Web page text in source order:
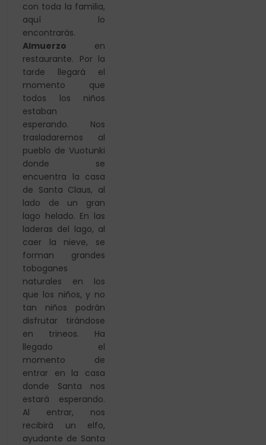
con toda la familia,
aquí lo
encontrarás.
Almuerzo en
restaurante. Por la
tarde llegará el
momento que
todos los niños
estaban
esperando. Nos
trasladaremos al
pueblo de Vuotunki
donde se
encuentra la casa
de Santa Claus, al
lado de un gran
lago helado. En las
laderas del lago, al
caer la nieve, se
forman grandes
toboganes
naturales en los
que los niños, y no
tan niños podrán
disfrutar tirándose
en trineos. Ha
llegado el
momento de
entrar en la casa
donde Santa nos
estará esperando.
Al entrar, nos
recibirá un elfo,
ayudante de Santa